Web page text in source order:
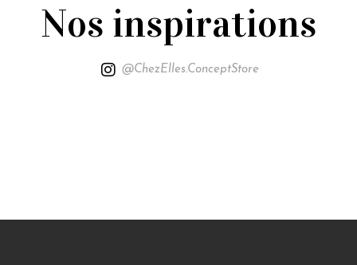
Nos inspirations
@ChezElles.ConceptStore